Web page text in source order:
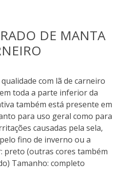
DE MANTA
com lã de carneiro
toda a parte inferior da
também está presente em
para uso geral como para
causadas pela sela,
fino de inverno ou a
preto (outras cores também
Tamanho: completo